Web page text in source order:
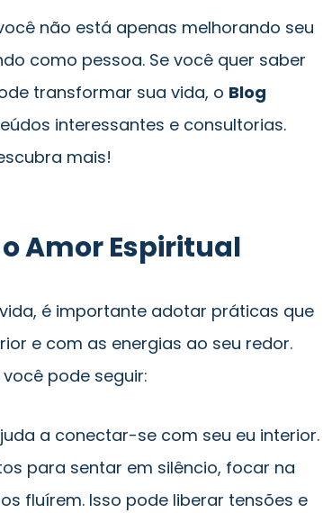
não está apenas melhorando seu
como pessoa. Se você quer saber
transformar sua vida, o Blog
interessantes e consultorias.
mais!
Amor Espiritual
é importante adotar práticas que
e com as energias ao seu redor.
pode seguir:
a conectar-se com seu eu interior.
para sentar em silêncio, focar na
fluírem. Isso pode liberar tensões e